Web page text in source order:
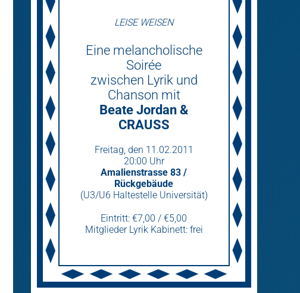
LEISE WEISEN
Eine melancholische
Soirée
zwischen Lyrik und
Chanson mit
Beate Jordan &
CRAUSS
Freitag­, den 11.02.2011
20:00 Uhr
Amalienstrasse 83 /
Rückgebäude
(U3/U6 Haltestelle Universität)
Eintritt: €7,00 / €5,00
Mitglieder Lyrik Kabinett: frei